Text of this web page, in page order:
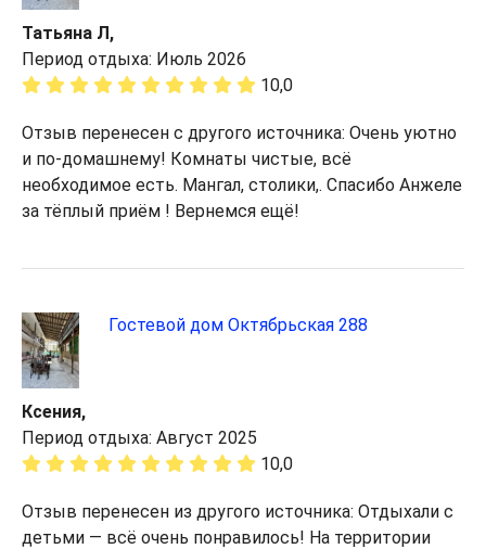
Татьяна Л,
Период отдыха: Июль 2026
10,0
Отзыв перенесен с другого источника: Очень уютно
и по-домашнему! Комнаты чистые, всё
необходимое есть. Мангал, столики,. Спасибо Анжеле
за тёплый приём ! Вернемся ещё!
Гостевой дом Октябрьская 288
Ксения,
Период отдыха: Август 2025
10,0
Отзыв перенесен из другого источника: Отдыхали с
детьми — всё очень понравилось! На территории